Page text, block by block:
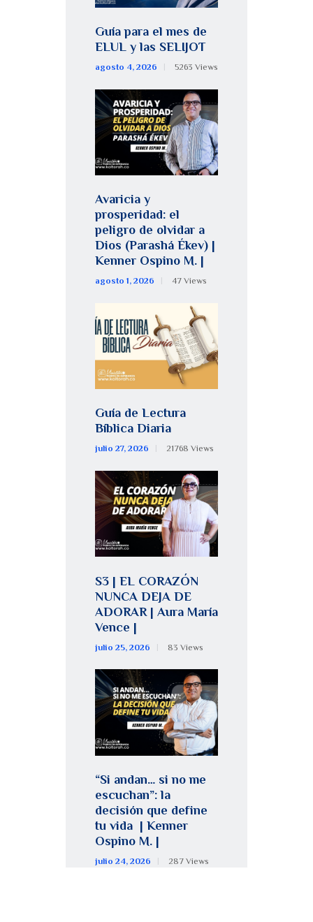
Guía para el mes de
ELUL y las SELIJOT
agosto 4, 2026 5263 Views
Avaricia y
prosperidad: el
peligro de olvidar a
Dios (Parashá Ékev) |
Kenner Ospino M. |
agosto 1, 2026 47 Views
Guía de Lectura
Bíblica Diaria
julio 27, 2026 21768 Views
S3 | EL CORAZÓN
NUNCA DEJA DE
ADORAR | Aura María
Vence |
julio 25, 2026 83 Views
“Si andan… si no me
escuchan”: la
decisión que define
tu vida | Kenner
Ospino M. |
julio 24, 2026 287 Views